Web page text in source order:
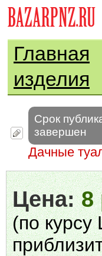
Главная
изделия
Срок
завершен
Дачные
Цена:8
(по